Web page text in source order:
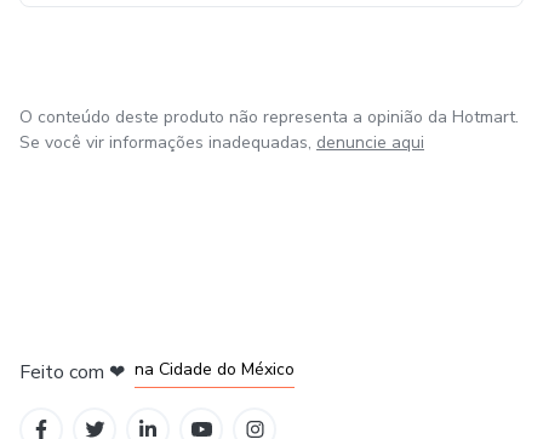
O conteúdo deste produto não representa a opinião da Hotmart.
Se você vir informações inadequadas, denuncie aqui
Feito com ❤ na Cidade do México